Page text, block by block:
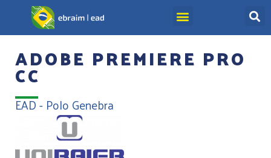
ADOBE PREMIERE PRO
CC
EAD - Polo Genebra